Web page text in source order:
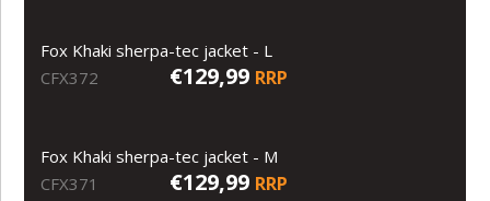
Fox Khaki sherpa-tec jacket - L
CFX372
€129,99 RRP
Fox Khaki sherpa-tec jacket - M
CFX371
€129,99 RRP